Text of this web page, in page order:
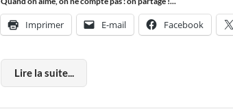
Imprimer E-mail Facebook
Lire la suite...